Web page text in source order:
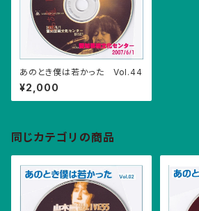
あのとき僕は若かった Vol.44
¥2,000
同じカテゴリの商品